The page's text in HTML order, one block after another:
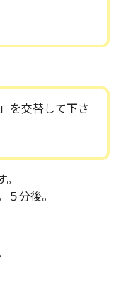
を交替して下さ
分後。